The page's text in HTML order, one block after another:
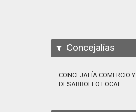
Concejalías
CONCEJALÍA COMERCIO Y
DESARROLLO LOCAL